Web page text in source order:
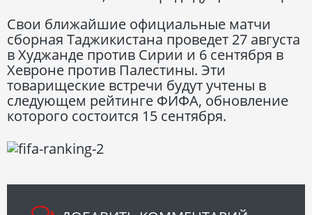
Свои ближайшие официальные матчи
сборная Таджикистана проведет 27 августа
в Худжанде против Сирии и 6 сентября в
Хевроне против Палестины. Эти
товарищеские встречи будут учтены в
следующем рейтинге ФИФА, обновление
которого состоится 15 сентября.